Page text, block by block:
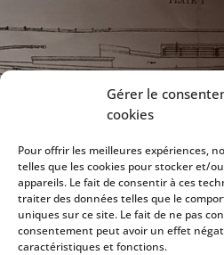
Gérer le
cookies
Pour offrir les meilleures expériences,
telles que les cookies pour stocker et/
appareils. Le fait de consentir à ces
traiter des données telles que le
uniques sur ce site. Le fait de ne pas
consentement peut avoir un effet
caractéristiques et fonctions.
NOTRE ADRESSE
172 Chaussée de
1120 Bruxelles
 CLUB HOUSE
Ouvert tous les jeudi